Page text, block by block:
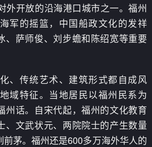
外开放的沿海港口城市之一。福州
军的摇篮，中国船政文化的发祥
、萨师俊、刘步蟾和陈绍宽等重要
、传统艺术、建筑形式都自成风
域特征。当地居民以福州民系为
州话。自宋代起，福州的文化教育
、文武状元、两院院士的产生数量
茅。福州还是600多万海外华人的